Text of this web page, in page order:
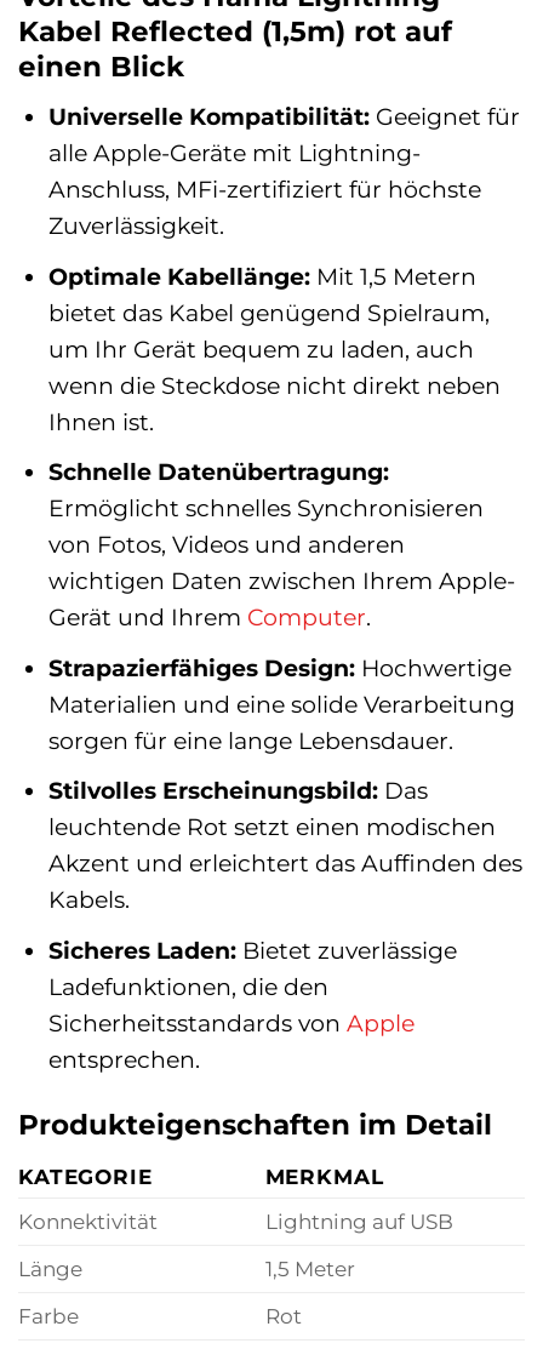
Kabel Reflected (1,5m) rot auf
einen Blick
Universelle Kompatibilität:Geeignet für
alle Apple-Geräte mit Lightning-
Anschluss, MFi-zertifiziert für höchste
Zuverlässigkeit.
Optimale Kabellänge:Mit 1,5 Metern
bietet das Kabel genügend Spielraum,
um Ihr Gerät bequem zu laden, auch
wenn die Steckdose nicht direkt neben
Ihnen ist.
Schnelle Datenübertragung:
Ermöglicht schnelles Synchronisieren
von Fotos, Videos und anderen
wichtigen Daten zwischen Ihrem Apple-
Gerät und Ihrem Computer.
Strapazierfähiges Design:Hochwertige
Materialien und eine solide Verarbeitung
sorgen für eine lange Lebensdauer.
Stilvolles Erscheinungsbild:Das
leuchtende Rot setzt einen modischen
Akzent und erleichtert das Auffinden des
Kabels.
Sicheres Laden:Bietet zuverlässige
Ladefunktionen, die den
Sicherheitsstandards von Apple
entsprechen.
Produkteigenschaften im Detail
KATEGORIE
MERKMAL
Konnektivität
Lightning auf USB
Länge
1,5 Meter
Farbe
Rot